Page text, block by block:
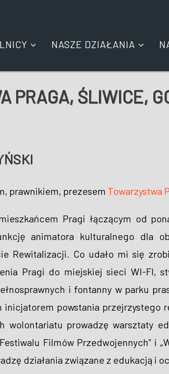
NASZE DZIAŁANIA
PRAGA, ŚLIWICE,
prawnikiem, prezesem Towarzystwa
Pragi łączącym od
animatora kulturalnego dla
Rewitalizacji. Co udało mi się
Pragi do miejskiej sieci WI-FI,
i fontanny w parku
inicjatorem powstania przejrzystego
wolontariatu prowadzę warsztaty
Filmów Przedwojennych” i
działania związane z edukacją i